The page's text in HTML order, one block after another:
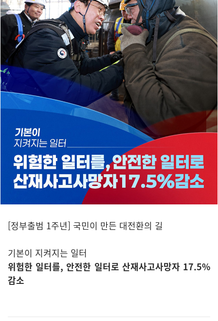
[정부출범 1주년] 국민이 만든 대전환의 길
기본이 지켜지는 일터
위험한 일터를, 안전한 일터로 산재사고사망자 17.5%
감소